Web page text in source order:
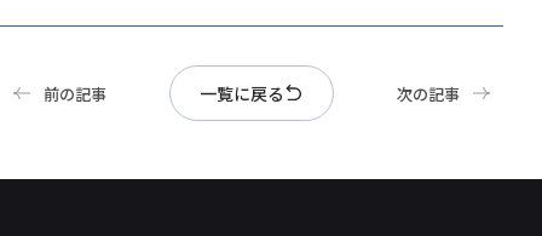
前の記事 一覧に戻る 次の記事